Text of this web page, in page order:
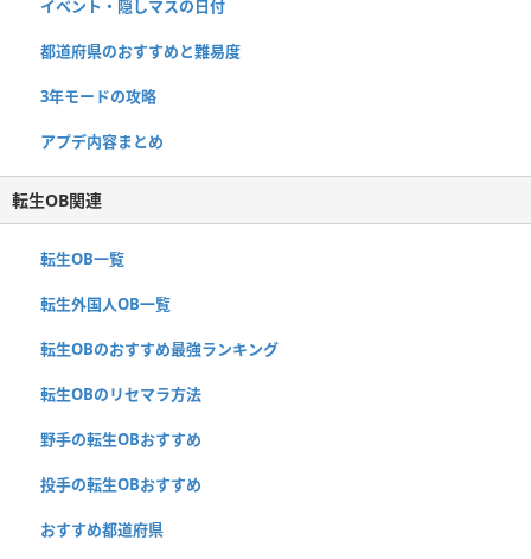
イベント・隠しマスの日付
都道府県のおすすめと難易度
3年モードの攻略
アプデ内容まとめ
転生OB関連
転生OB一覧
転生外国人OB一覧
転生OBのおすすめ最強ランキング
転生OBのリセマラ方法
野手の転生OBおすすめ
投手の転生OBおすすめ
おすすめ都道府県